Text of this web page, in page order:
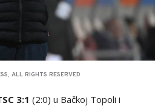
ALL RIGHTS RESERVED
3:1 (2:0) u Bačkoj Topoli i